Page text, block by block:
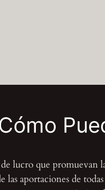
lucro que
aportaciones de